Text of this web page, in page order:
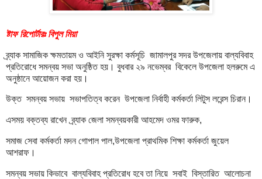
ষ্টাফ রিপোর্টারঃ বিপুল মিয়া
ব্র্যাক সামাজিক ক্ষমতায়ম ও আইনি সুরক্ষা কর্মসূচি জামালপুর সদর উপজেলায় বাল্যবিবাহ
প্রতিরোধে সমন্বয় সভা অনুষ্ঠিত হয়। বুধবার ২৯ নভেম্বর বিকেলে উপজেলা হলরুমে এ
অনুষ্ঠানে আয়োজন করা হয়।
উক্ত সমন্বয় সভায় সভাপতিত্ব করেন উপজেলা নির্বাহী কর্মকর্তা লিটুস লরেন্স চিরান।
এসময় বক্তব্য রাখেন ব্র্যাক জেলা সমন্বয়কারী আহমেদ ওমর ফারুক,
সমাজ সেবা কর্মকর্তা মদন গোপাল পাল,উপজেলা প্রাথমিক শিক্ষা কর্মকর্তা জুয়েল
আশরাফ।
সমন্বয় সভায় কিভাবে বাল্যবিবাহ প্রতিরোধ হবে তা নিয়ে সবাই বিস্তারিত আলোচনা